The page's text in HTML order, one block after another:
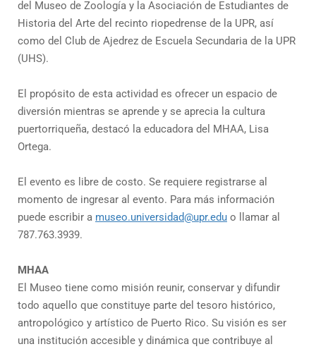
del Museo de Zoología y la Asociación de Estudiantes de
Historia del Arte del recinto riopedrense de la UPR, así
como del Club de Ajedrez de Escuela Secundaria de la UPR
(UHS).
El propósito de esta actividad es ofrecer un espacio de
diversión mientras se aprende y se aprecia la cultura
puertorriqueña, destacó la educadora del MHAA, Lisa
Ortega.
El evento es libre de costo. Se requiere registrarse al
momento de ingresar al evento. Para más información
puede escribir a museo.universidad@upr.edu o llamar al
787.763.3939.
MHAA
El Museo tiene como misión reunir, conservar y difundir
todo aquello que constituye parte del tesoro histórico,
antropológico y artístico de Puerto Rico. Su visión es ser
una institución accesible y dinámica que contribuye al